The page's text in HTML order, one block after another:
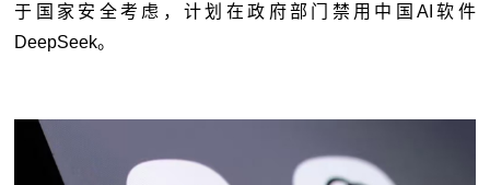
于国家安全考虑，计划在政府部门禁用中国AI软件
DeepSeek。